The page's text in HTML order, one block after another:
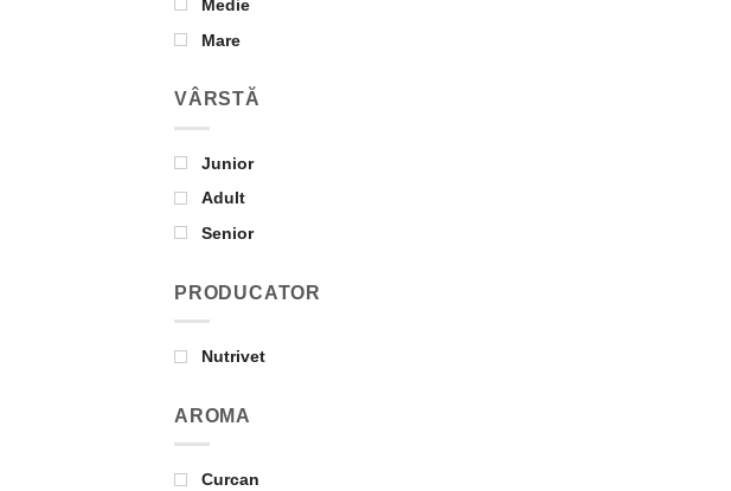
Medie
Mare
VÂRSTĂ
Junior
Adult
Senior
PRODUCATOR
Nutrivet
AROMA
Curcan